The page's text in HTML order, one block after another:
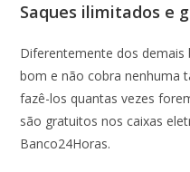
Saques ilimitados e
Diferentemente dos
bom e não cobra nenhuma
fazê-los quantas vezes
são gratuitos nos caixas
Banco24Horas.